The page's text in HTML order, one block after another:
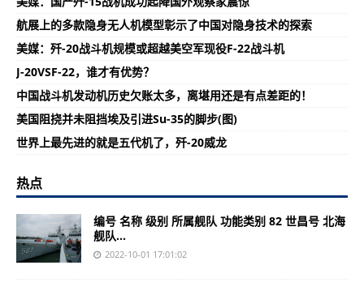
航展上的多款隐身无人机模型彰示了中国对隐身技术的探索
美媒：歼-20战斗机规模或超越美空军现役F-22战斗机
J-20VSF-22，谁才有优势？
中国战斗机发动机历史欠账太多，离堪用还是有点差距的！
美国阻挠并未阻挡埃及引进Su-35的脚步(图)
世界上最先进的就是五代机了，歼-20威龙
热点
编号 名称 级别 所属舰队 功能类别 82 世昌号 北海
舰队...
2022-10-01 17:01:02